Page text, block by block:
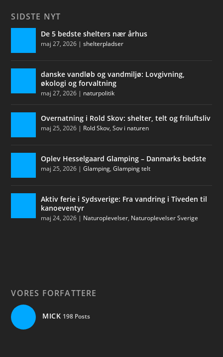
SIDSTE NYT
De 5 bedste shelters nær århus
maj 27, 2026 |shelterpladser
danske vandløb og vandmiljø: Lovgivning,
økologi og forvaltning
maj 27, 2026 | naturpolitik
Overnatning i Rold Skov: shelter, telt og friluftsliv
maj 25, 2026 | Rold Skov,Sov i naturen
Oplev Hesselgaard Glamping – Danmarks bedste
maj 25, 2026 |Glamping,Glamping telt
Aktiv ferie i Sydsverige: Fra vandring i Tiveden til
kanoeventyr
maj 24, 2026 | Naturoplevelser, Naturoplevelser Sverige
VORES FORFATTERE
MICK 198 Posts